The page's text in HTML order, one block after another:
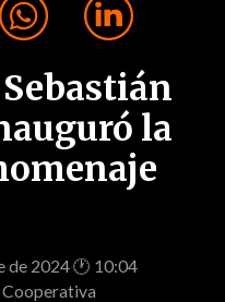
la
de 2024 🕐 10:04
Cooperativa